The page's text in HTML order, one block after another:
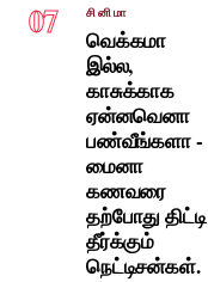
07 சினிமா
வெக்கமா
இல்ல,
காசுக்காக
ஏன்னவெனா
பண்வீங்களா -
மைனா
கணவரை
தற்போது திட்டி
தீர்க்கும்
நெட்டிசன்கள்.